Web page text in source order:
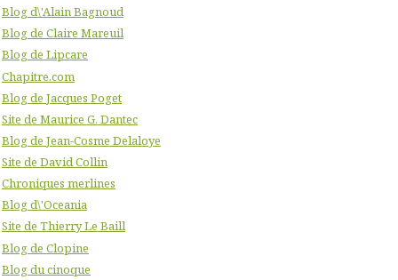
Blog d\'Alain Bagnoud
Blog de Claire Mareuil
Blog de Lipcare
Chapitre.com
Blog de Jacques Poget
Site de Maurice G. Dantec
Blog de Jean-Cosme Delaloye
Site de David Collin
Chroniques merlines
Blog d\'Oceania
Site de Thierry Le Baill
Blog de Clopine
Blog du cinoque